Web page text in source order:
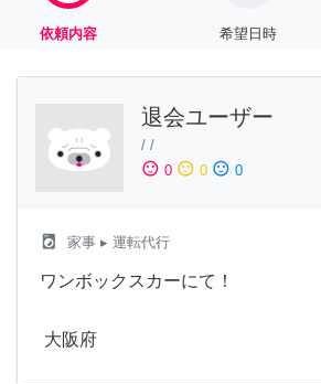
依頼内容 希望日時
退会ユーザー
/ /
sentiment_satisfied 0 sentiment_neutral 0 sentiment_dissatisfied 0
local_laundry_service 家事 ▸ 運転代行
ワンボックスカーにて！
大阪府